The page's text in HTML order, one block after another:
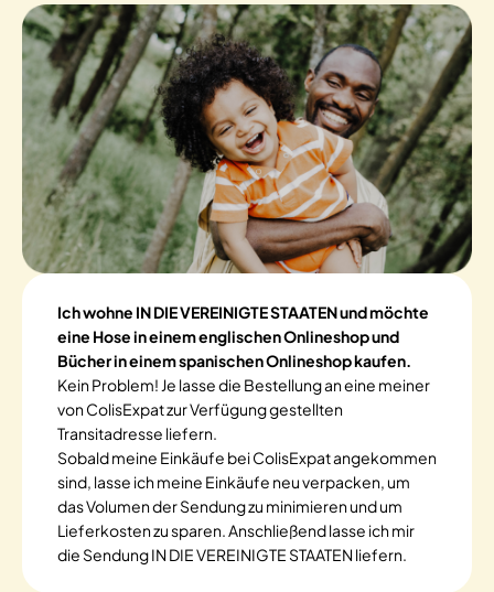
Ich wohne IN DIE VEREINIGTE STAATEN und möchte
eine Hose in einem englischen Onlineshop und
Bücher in einem spanischen Onlineshop kaufen.
Kein Problem! Je lasse die Bestellung an eine meiner
von ColisExpat zur Verfügung gestellten
Transitadresse liefern.
Sobald meine Einkäufe bei ColisExpat angekommen
sind, lasse ich meine Einkäufe neu verpacken, um
das Volumen der Sendung zu minimieren und um
Lieferkosten zu sparen. Anschließend lasse ich mir
die Sendung IN DIE VEREINIGTE STAATEN liefern.